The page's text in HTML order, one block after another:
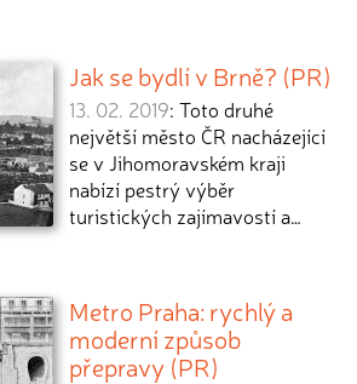
Jak se bydlí v Brně? (PR)
13. 02. 2019: Toto druhé
největší město ČR nacházející
se v Jihomoravském kraji
nabízí pestrý výběr
turistických zajímavostí a…
Metro Praha: rychlý a
moderní způsob
přepravy (PR)